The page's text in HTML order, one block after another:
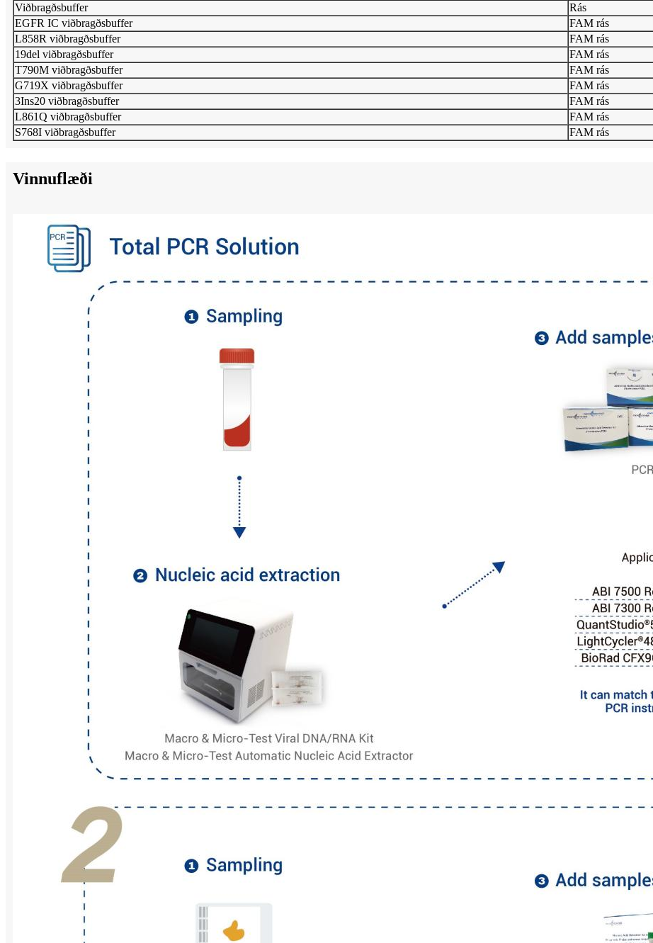
Viðbragðsbuffer
Rás
EGFR IC viðbragðsbuffer
FAM rás
L858R viðbragðsbuffer
FAM rás
19del viðbragðsbuffer
FAM rás
T790M viðbragðsbuffer
FAM rás
G719X viðbragðsbuffer
FAM rás
3Ins20 viðbragðsbuffer
FAM rás
L861Q viðbragðsbuffer
FAM rás
S768I viðbragðsbuffer
FAM rás
Vinnuflæði